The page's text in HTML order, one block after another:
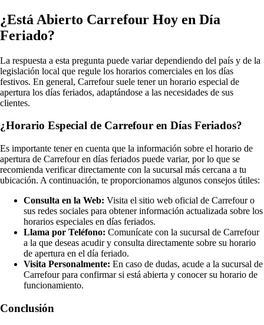
¿Está Abierto Carrefour Hoy en Día
Feriado?
La respuesta a esta pregunta puede variar dependiendo del país y de la
legislación local que regule los horarios comerciales en los días
festivos. En general, Carrefour suele tener un horario especial de
apertura los días feriados, adaptándose a las necesidades de sus
clientes.
¿Horario Especial de Carrefour en Días Feriados?
Es importante tener en cuenta que la información sobre el horario de
apertura de Carrefour en días feriados puede variar, por lo que se
recomienda verificar directamente con la sucursal más cercana a tu
ubicación. A continuación, te proporcionamos algunos consejos útiles:
Consulta en la Web: Visita el sitio web oficial de Carrefour o
sus redes sociales para obtener información actualizada sobre los
horarios especiales en días feriados.
Llama por Teléfono: Comunícate con la sucursal de Carrefour
a la que deseas acudir y consulta directamente sobre su horario
de apertura en el día feriado.
Visita Personalmente: En caso de dudas, acude a la sucursal de
Carrefour para confirmar si está abierta y conocer su horario de
funcionamiento.
Conclusión